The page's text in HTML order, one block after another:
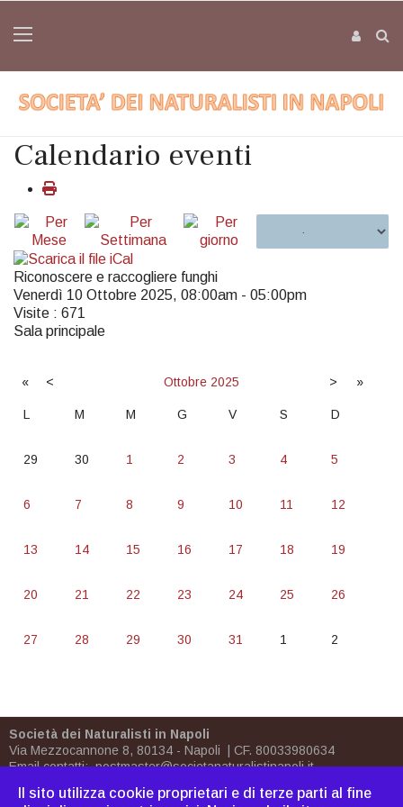
Calendario eventi
Riconoscere e raccogliere funghi
Venerdì 10 Ottobre 2025, 08:00am - 05:00pm
Visite : 671
Sala principale
« < Ottobre 2025 > »
L M M G V S D
29 30 1 2 3 4 5
6 7 8 9 10 11 12
13 14 15 16 17 18 19
20 21 22 23 24 25 26
27 28 29 30 31 1 2
Società dei Naturalisti in Napoli
Via Mezzocannone 8, 80134 - Napoli | CF. 80033980634
Email contatti:postmaster@societanaturalistinapoli.it
PEC
postmaster@pec.societanaturalistinapoli.it
Il sito utilizza cookie proprietari e di terze parti al fine